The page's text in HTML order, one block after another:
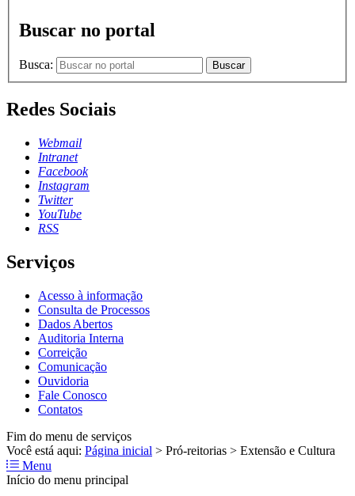
Buscar no portal
Busca: Buscar
Redes Sociais
Webmail
Intranet
Facebook
Instagram
Twitter
YouTube
RSS
Serviços
Acesso à informação
Consulta de Processos
Dados Abertos
Auditoria Interna
Correição
Comunicação
Ouvidoria
Fale Conosco
Contatos
Fim do menu de serviços
Você está aqui: Página inicial > Pró-reitorias > Extensão e Cultura
Menu
Início do menu principal